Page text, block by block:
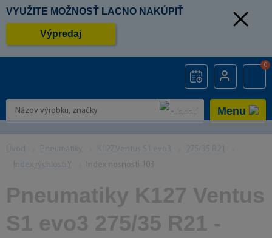
VYUŽITE MOŽNOSŤ LACNO NAKÚPIŤ
Výpredaj
0
Menu
Úvod Pneumatiky K127 Ventus S1 evo3
275/35 R21
Index rýchlosti Y
Index nosnosti 103
Pneumatiky K127 Ventus
S1 evo3 275/35 R21 -